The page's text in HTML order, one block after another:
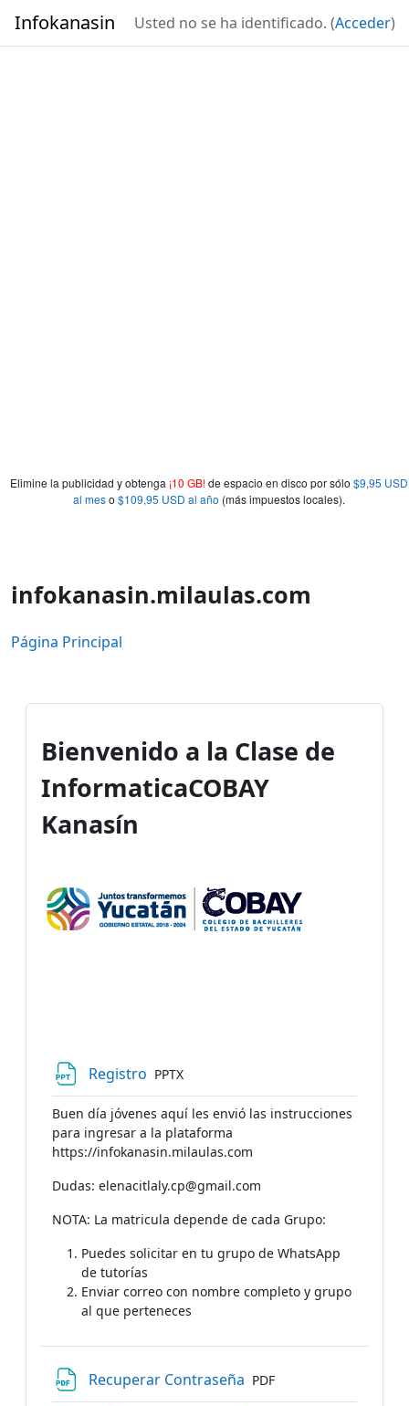
Elimine la publicidad y obtenga ¡10 GB!de espacio en disco por sólo $9,95 USD
al meso $109,95 USD al año (más impuestos locales).
Infokanasin Usted no se ha identificado. (Acceder)
infokanasin.milaulas.com
Página Principal
Bienvenido a la Clase de
InformaticaCOBAY
Kanasín
Registro Archivo
PPTX
Buen día jóvenes aquí les envió las instrucciones
para ingresar a la plataforma
https://infokanasin.milaulas.com
Dudas: elenacitlaly.cp@gmail.com
NOTA: La matricula depende de cada Grupo:
Puedes solicitar en tu grupo de WhatsApp
de tutorías
Enviar correo con nombre completo y grupo
al que perteneces
Recuperar Contraseña Archivo
PDF